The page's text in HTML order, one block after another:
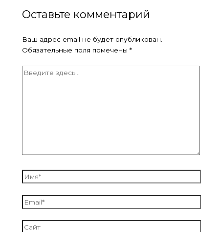
Оставьте комментарий
Ваш адрес email не будет опубликован.
Обязательные поля помечены *
Введите
Имя*
Email*
Сайт